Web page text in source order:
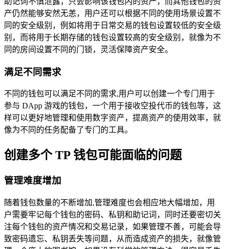
产仍然能够安然无恙，用户还可以根据不同的使用场景设置不
同的安全级别，例如将用于日常交易的钱包设置较低的安全级
别，而将用于长期存储的钱包设置较高的安全级别，就像为不
同的房间设置不同的门锁，灵活保障资产安全。
满足不同需求
不同的钱包可以满足不同的需求,用户可以创建一个专门用于
参与 DApp 游戏的钱包，一个用于接收空投代币的钱包等，这
样可以更好地管理和使用数字资产，提高资产的使用效率，就
像为不同的任务配备了专门的工具。
创建多个 TP 钱包可能面临的问题
管理难度增加
随着钱包数量的不断增加,管理难度也会相应地大幅增加，用
户需要牢记每个钱包的密码、私钥和助记词，同时还要密切关
注每个钱包的资产情况和交易记录，如果管理不善，可能会导
致密码遗忘、私钥丢失等问题，从而造成资产的损失，就像管